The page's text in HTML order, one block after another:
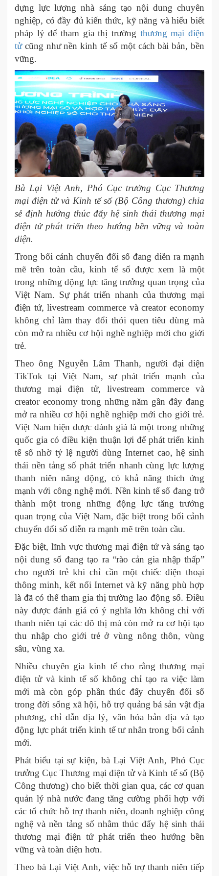
dựng lực lượng nhà sáng tạo nội dung chuyên
nghiệp, có đầy đủ kiến thức, kỹ năng và hiểu biết
pháp lý để tham gia thị trường thương mại điện
tửcũng như nền kinh tế số một cách bài bản, bền
vững.
Bà Lại Việt Anh, Phó Cục trưởng Cục Thương
mại điện tử và Kinh tế số (Bộ Công thương) chia
sẻ định hướng thúc đẩy hệ sinh thái thương mại
điện tử phát triển theo hướng bền vững và toàn
diện.
Trong bối cảnh chuyển đổi số đang diễn ra mạnh
mẽ trên toàn cầu, kinh tế số được xem là một
trong những động lực tăng trưởng quan trọng của
Việt Nam. Sự phát triển nhanh của thương mại
điện tử, livestream commerce và creator economy
không chỉ làm thay đổi thói quen tiêu dùng mà
còn mở ra nhiều cơ hội nghề nghiệp mới cho giới
trẻ.
Theo ông Nguyễn Lâm Thanh, người đại diện
TikTok tại Việt Nam, sự phát triển mạnh của
thương mại điện tử, livestream commerce và
creator economy trong những năm gần đây đang
mở ra nhiều cơ hội nghề nghiệp mới cho giới trẻ.
Việt Nam hiện được đánh giá là một trong những
quốc gia có điều kiện thuận lợi để phát triển kinh
tế số nhờ tỷ lệ người dùng Internet cao, hệ sinh
thái nền tảng số phát triển nhanh cùng lực lượng
thanh niên năng động, có khả năng thích ứng
mạnh với công nghệ mới. Nền kinh tế số đang trở
thành một trong những động lực tăng trưởng
quan trọng của Việt Nam, đặc biệt trong bối cảnh
chuyển đổi số diễn ra mạnh mẽ trên toàn cầu.
Đặc biệt, lĩnh vực thương mại điện tử và sáng tạo
nội dung số đang tạo ra “rào cản gia nhập thấp”
cho người trẻ khi chỉ cần một chiếc điện thoại
thông minh, kết nối Internet và kỹ năng phù hợp
là đã có thể tham gia thị trường lao động số. Điều
này được đánh giá có ý nghĩa lớn không chỉ với
thanh niên tại các đô thị mà còn mở ra cơ hội tạo
thu nhập cho giới trẻ ở vùng nông thôn, vùng
sâu, vùng xa.
Nhiều chuyên gia kinh tế cho rằng thương mại
điện tử và kinh tế số không chỉ tạo ra việc làm
mới mà còn góp phần thúc đẩy chuyển đổi số
trong đời sống xã hội, hỗ trợ quảng bá sản vật địa
phương, chỉ dẫn địa lý, văn hóa bản địa và tạo
động lực phát triển kinh tế tư nhân trong bối cảnh
mới.
Phát biểu tại sự kiện, bà Lại Việt Anh, Phó Cục
trưởng Cục Thương mại điện tử và Kinh tế số (Bộ
Công thương) cho biết thời gian qua, các cơ quan
quản lý nhà nước đang tăng cường phối hợp với
các tổ chức hỗ trợ thanh niên, doanh nghiệp công
nghệ và nền tảng số nhằm thúc đẩy hệ sinh thái
thương mại điện tử phát triển theo hướng bền
vững và toàn diện hơn.
Theo bà Lại Việt Anh, việc hỗ trợ thanh niên tiếp